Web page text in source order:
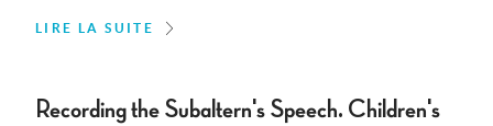
LIRE LA SUITE
Recording the Subaltern's Speech. Children's